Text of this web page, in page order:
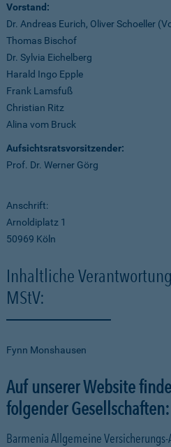
Vorstand:
Dr. Andreas Eurich, Oliver Schoeller
Thomas Bischof
Dr. Sylvia Eichelberg
Harald Ingo Epple
Frank Lamsfuß
Christian Ritz
Alina vom Bruck
Aufsichtsratsvorsitzender:
Prof. Dr. Werner Görg
Anschrift:
Arnoldiplatz 1
50969 Köln
Inhaltliche
MStV:
Fynn Monshausen
Auf unserer Website
folgender Gesellschaften:
Barmenia Allgemeine Versicherungs-